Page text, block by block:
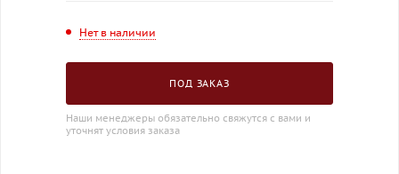
Нет в наличии
ПОД ЗАКАЗ
Наши менеджеры обязательно свяжутся с вами и
уточнят условия заказа